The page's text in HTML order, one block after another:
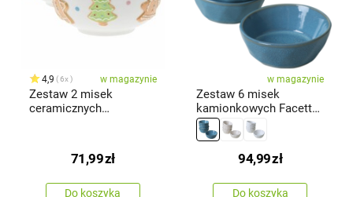
4,9 6x w magazynie
Zestaw 2 misek
ceramicznych
71,99zł
Do koszyka
w magazynie
Zestaw 6 misek
kamionkowych Facetta
12 cm, turkusowy
94,99zł
Do koszyka